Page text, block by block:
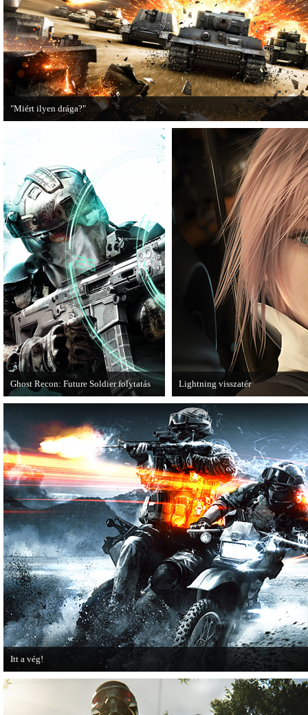
"Miért ilyen drága?"
A PC Guru utánajárt, miért kerülnek olyan sokba a AAA-kategóriás
Ghost Recon: Future Soldier folytatás
van a Ghost Recon: Future Soldier
következő epizódja.
Lightning visszatér
Megjött a Lightning Returns:
Itt a vég!
Hamarosan minden infó kiderül a Battlefield 3 utolsó, End Game